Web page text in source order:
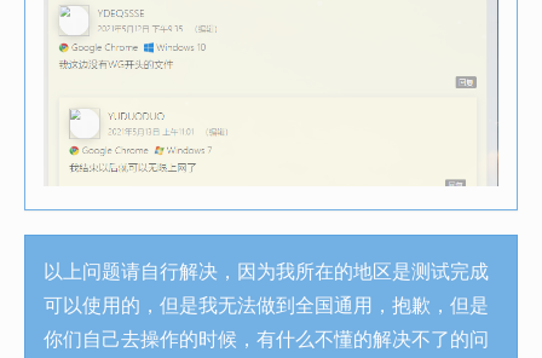
以上问题请自行解决，因为我所在的地区是测试完成
可以使用的，但是我无法做到全国通用，抱歉，但是
你们自己去操作的时候，有什么不懂的解决不了的问